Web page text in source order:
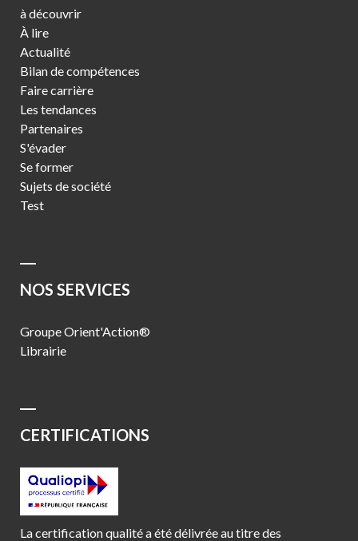
à découvrir
À lire
Actualité
Bilan de compétences
Faire carrière
Les tendances
Partenaires
S'évader
Se former
Sujets de société
Test
NOS SERVICES
Groupe Orient'Action®
Librairie
CERTIFICATIONS
La certification qualité a été délivrée au titre des